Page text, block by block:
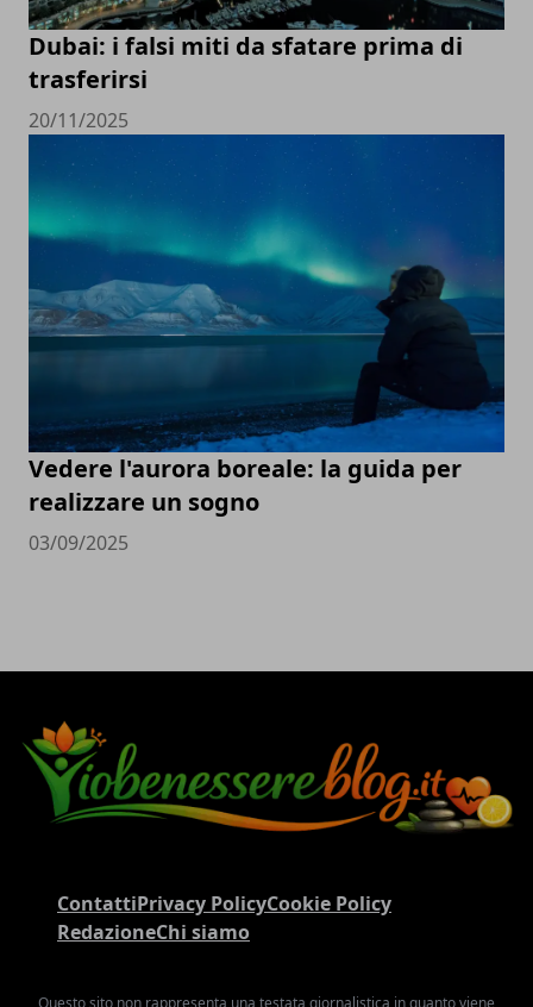
Dubai: i falsi miti da sfatare prima di
trasferirsi
20/11/2025
Vedere l'aurora boreale: la guida per
realizzare un sogno
03/09/2025
ContattiPrivacy PolicyCookie Policy
RedazioneChi siamo
Questo sito non rappresenta una testata giornalistica in quanto viene